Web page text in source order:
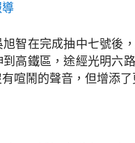
智在完成抽中七號後
高鐵區，途經光明六
喧鬧的聲音，但增添了